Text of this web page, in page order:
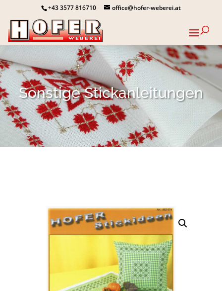
+43 3577 816710 office@hofer-weberei.at
Sonstige Stickanleitungen